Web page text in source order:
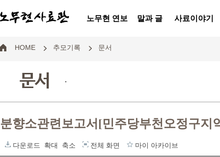
노무현 연보 말과 글 사료이야기
HOME 추모기록 문서
문서 .
분향소관련보고서[민주당부천오정구지
다운로드 확대 축소 전체 화면 마이 아카이브